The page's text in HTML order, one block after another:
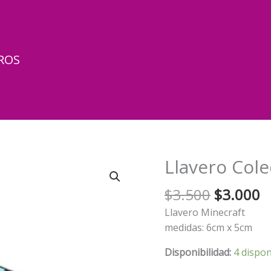
Llavero
$3.500 El
precio
original
$3.500.
$3.000
Llavero Minecraft
medidas: 6cm x 5cm
Disponibilidad: 4